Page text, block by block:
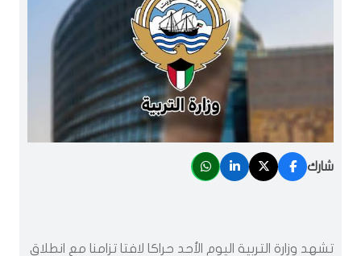
شارك
تشهد وزارة التربية اليوم الأحد حراكا لافتا تزامنا مع انطلاق